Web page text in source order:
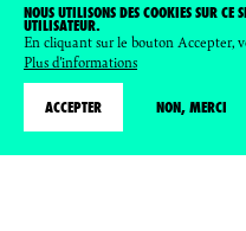
Sirandou Soukouna
Julie Tepe
et Fabrication Maison
COMMISSARIAT D'EXPOSITION
Thomas Le Goff, Hélène Aury, Lolita
PARTENAIRES
NOUS UTILISONS DES COOKIES SUR CE
UTILISATEUR.
En cliquant sur le bouton Accepter,
Plus d'informations
ACCEPTER NON, MERCI